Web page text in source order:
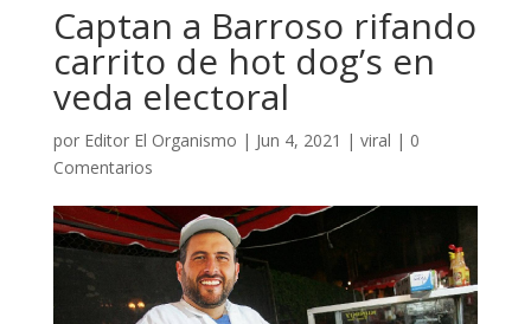
Captan a Barroso rifando
carrito de hot dog’s en
veda electoral
por Editor El Organismo | Jun 4, 2021 | viral | 0
Comentarios